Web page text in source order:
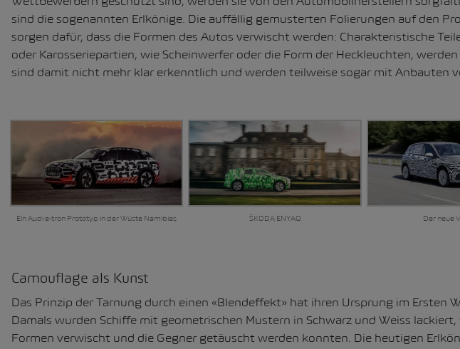
sind die sogenannten Erlkönige. Die auffällig gemusterten Folierungen auf den
sorgen dafür, dass die Formen des Autos verwischt werden: Charakteristische
oder Karosseriepartien, wie Scheinwerfer oder die Form der Heckleuchten,
sind damit nicht mehr klar erkenntlich und werden teilweise sogar mit Anbauten
Ein Audi e-tron Prototyp in der Wüste Namibias ŠKODA ENYAQ Der neue
Camouflage als Kunst
Das Prinzip der Tarnung durch einen «Blendeffekt» hat ihren Ursprung im Ersten
Damals wurden Schiffe mit geometrischen Mustern in Schwarz und Weiss
Formen verwischt und die Gegner getäuscht werden konnten. Die heutigen